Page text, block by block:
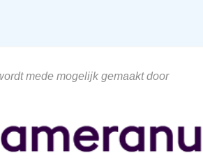
mede mogelijk gemaakt door